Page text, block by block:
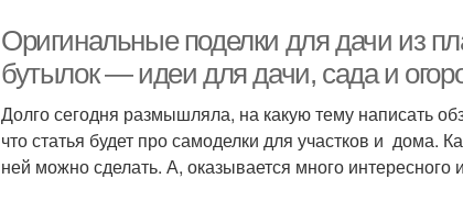
Оригинальные поделки для дачи из
бутылок — идеи для дачи, сада и
Долго сегодня размышляла, на какую тему написать
что статья будет про самоделки для участков и дома.
ней можно сделать. А, оказывается много интересного